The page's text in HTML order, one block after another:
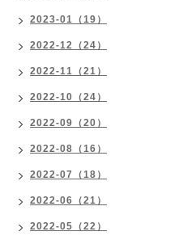
2023-01（19）
2022-12（24）
2022-11（21）
2022-10（24）
2022-09（20）
2022-08（16）
2022-07（18）
2022-06（21）
2022-05（22）